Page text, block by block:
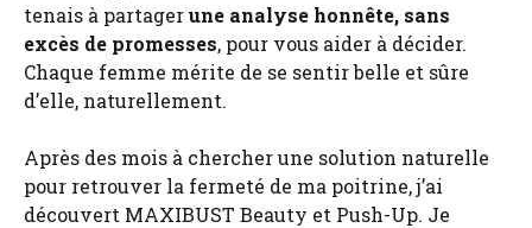
tenais à partagerune analyse honnête, sans
excès de promesses, pour vous aider à décider.
Chaque femme mérite de se sentir belle et sûre
d’elle, naturellement.
Après des mois à chercher une solution naturelle
pour retrouver la fermeté de ma poitrine, j’ai
découvert MAXIBUST Beauty et Push-Up. Je